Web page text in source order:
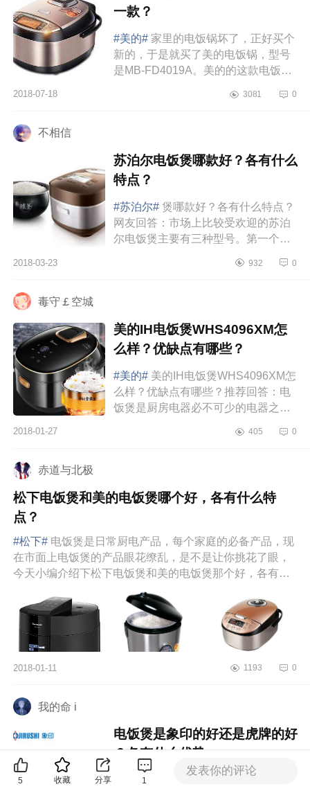
一款？
#美的# 家里的电饭锅坏了，正好买个
新的，于是就买了美的电饭锅，型号
是MB-FD4019A。美的的这款电饭锅
质，功耗是860w。有粥汤、蒸煮、
2018-07-18 3081 0
不相信
苏泊尔电饭煲哪款好？各有什么
特点？
#苏泊尔# 煲哪款好？各有什么特点？
网友回答：市场上比较受欢迎的苏泊
尔电饭煲主要有三种型号。第一个是
饭煲。这款苏泊尔电饭煲最大的特
2018-03-23 932 0
毒守￡空城
美的IH电饭煲WHS4096XM怎
么样？优缺点有哪些？
#美的# 美的IH电饭煲WHS4096XM怎
么样？优缺点有哪些？推荐回答：电
饭煲是厨房电器必不可少的电器之
是用电的，所以，电饭煲的好坏尤其
2018-01-27 405 0
赤道与北极
松下电饭煲和美的电饭煲哪个好，各有什么特
点？
#松下# 电饭煲是日常厨电产品，每个家庭的必备产品，现
在市面上电饭煲的产品眼花缭乱，是不是让你挑花了眼，
今天小编介绍下松下电饭煲和美的电饭煲那个好，各有什
2018-01-11 1193 0
我的命 i
电饭煲是象印的好还是虎牌的好
？各有什么优势
#象印#
随着社会的进步，生活水平的
5 收藏 分享 1
发表你的评论